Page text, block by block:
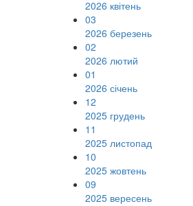
2026 квітень
03
2026 березень
02
2026 лютий
01
2026 січень
12
2025 грудень
11
2025 листопад
10
2025 жовтень
09
2025 вересень